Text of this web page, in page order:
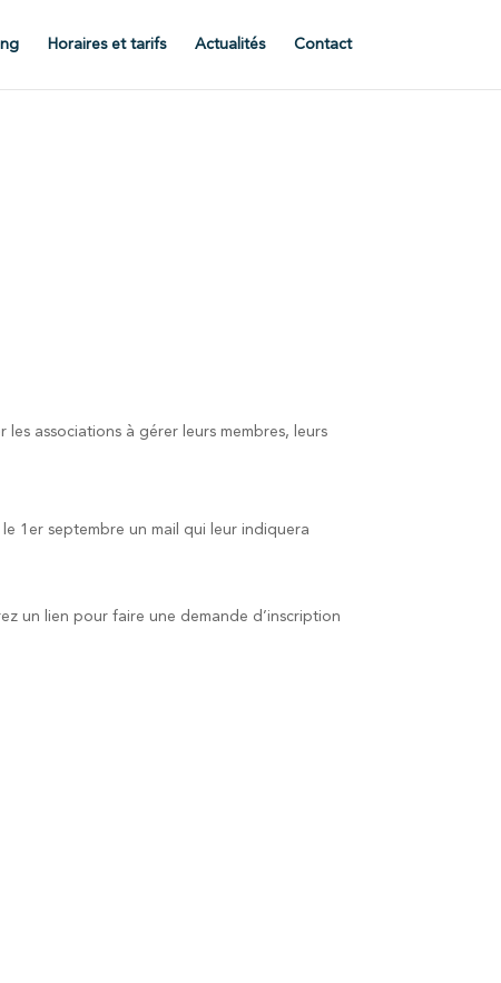
Horaires et tarifs Actualités Contact
associations à gérer leurs membres, leurs
1er septembre un mail qui leur indiquera
un lien pour faire une demande d’inscription